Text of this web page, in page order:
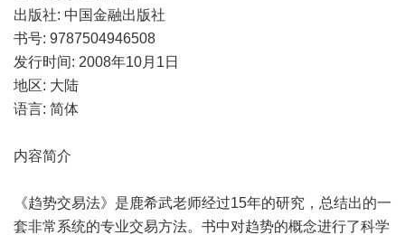
出版社: 中国金融出版社
书号: 9787504946508
发行时间: 2008年10月1日
地区: 大陆
语言: 简体
内容简介
《趋势交易法》是鹿希武老师经过15年的研究，总结出的一
套非常系统的专业交易方法。书中对趋势的概念进行了科学